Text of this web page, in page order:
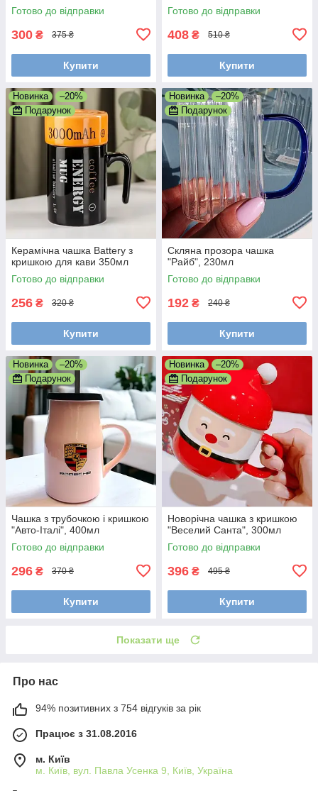
Готово до відправки
300 ₴ 375 ₴
Купити
Готово до відправки
408 ₴ 510 ₴
Купити
Новинка
–20%
Подарунок
Керамічна чашка Battery з
кришкою для кави 350мл
Готово до відправки
256 ₴ 320 ₴
Купити
Новинка
–20%
Подарунок
Скляна прозора чашка
"Райб", 230мл
Готово до відправки
192 ₴ 240 ₴
Купити
Новинка
–20%
Подарунок
Чашка з трубочкою і кришкою
"Авто-Італі", 400мл
Готово до відправки
296 ₴ 370 ₴
Купити
Новинка
–20%
Подарунок
Новорічна чашка з кришкою
"Веселий Санта", 300мл
Готово до відправки
396 ₴ 495 ₴
Купити
Показати ще
Про нас
94% позитивних з 754 відгуків за рік
Працює з 31.08.2016
м. Київ
м. Київ, вул. Павла Усенка 9, Київ, Україна